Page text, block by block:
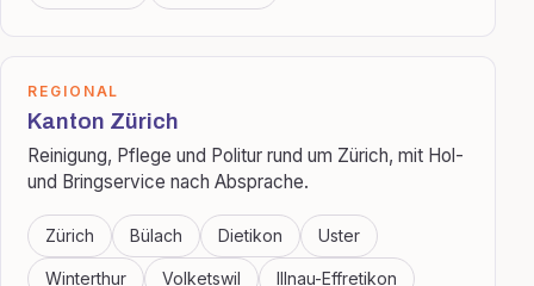
REGIONAL
Kanton Zürich
Reinigung, Pflege und Politur rund um Zürich, mit Hol-
und Bringservice nach Absprache.
Zürich Bülach Dietikon Uster
Winterthur Volketswil Illnau-Effretikon